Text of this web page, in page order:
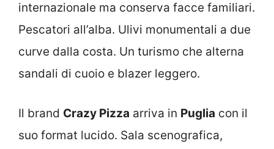
internazionale ma conserva facce familiari.
Pescatori all’alba. Ulivi monumentali a due
curve dalla costa. Un turismo che alterna
sandali di cuoio e blazer leggero.
Il brand Crazy Pizza arriva in Puglia con il
suo format lucido. Sala scenografica,